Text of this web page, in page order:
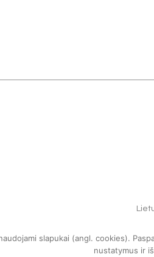
slapukai (angl. cookies).
nustatymus ir